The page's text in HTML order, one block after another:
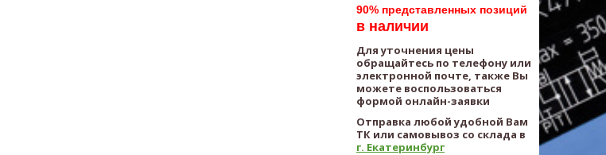
90% представленных позиций
в наличии
Для уточнения цены
обращайтесь по телефону или
электронной почте, также Вы
можете воспользоваться
формой онлайн-заявки
Отправка любой удобной Вам
ТК или самовывоз со склада в
г. Екатеринбург